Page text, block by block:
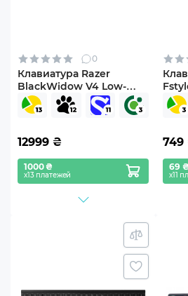
0
Клавиатура Razer
BlackWidow V4 Low-
Profile
Wireless/Bluetooth/USB
(RZ03-05271
12999 ₴
1000 ₴
х13 платежей
Grey
749
69 ₴
х11